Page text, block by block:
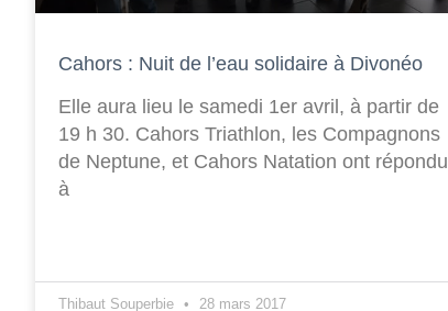
Cahors : Nuit de l’eau solidaire à Divonéo
Elle aura lieu le samedi 1er avril, à partir de
19 h 30. Cahors Triathlon, les Compagnons
de Neptune, et Cahors Natation ont répondu
à
Thibaut Souperbie 28 mars 2017